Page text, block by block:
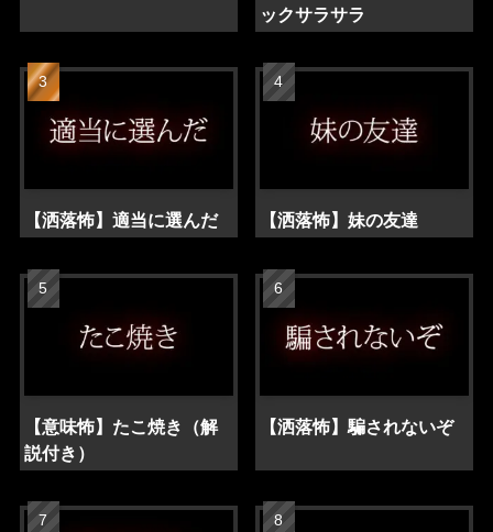
ックサラサラ
【洒落怖】適当に選んだ 【洒落怖】妹の友達
【意味怖】たこ焼き（解
説付き）
【洒落怖】騙されないぞ